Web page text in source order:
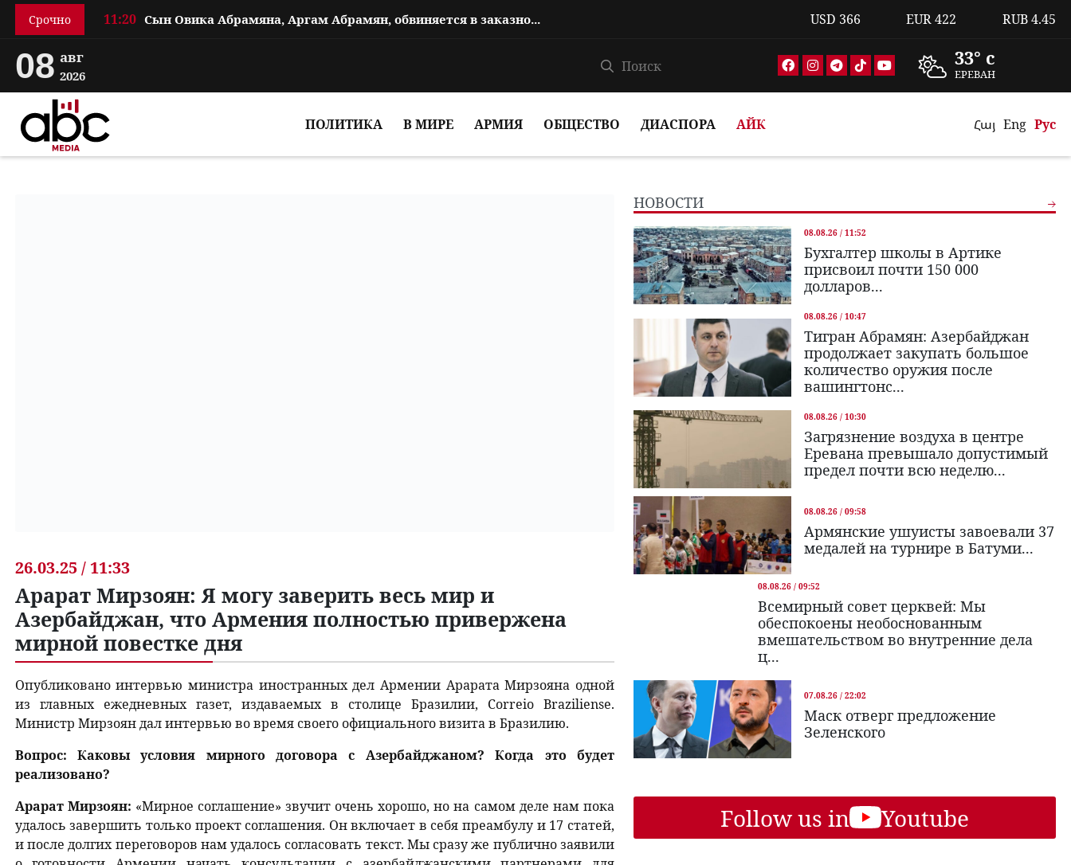
Срочно 11:20 Сын Овика Абрамяна, Аргам Абрамян, обвиняется в заказном убийстве USD 366 EUR422 RUB4.45
08 авг
2026
33° c
ЕРЕВАН
ПОЛИТИКА В МИРЕ АРМИЯ ОБЩЕСТВО ДИАСПОРА АЙК Հայ Eng Рус
26.03.25 / 11:33
Арарат Мирзоян: Я могу заверить весь мир и
Азербайджан, что Армения полностью привержена
мирной повестке дня
Опубликовано интервью министра иностранных дел Армении Арарата Мирзояна одной
из главных ежедневных газет, издаваемых в столице Бразилии, Correio Braziliense.
Министр Мирзоян дал интервью во время своего официального визита в Бразилию.
Вопрос: Каковы условия мирного договора с Азербайджаном? Когда это будет
реализовано?
Арарат Мирзоян: «Мирное соглашение» звучит очень хорошо, но на самом деле нам пока
удалось завершить только проект соглашения. Он включает в себя преамбулу и 17 статей,
и после долгих переговоров нам удалось согласовать текст. Мы сразу же публично заявили
НОВОСТИ
08.08.26 / 11:52
Бухгалтер школы в Артике
присвоил почти 150 000
долларов...
08.08.26 / 10:47
Тигран Абрамян: Азербайджан
продолжает закупать большое
количество оружия после
вашингтонс...
08.08.26 / 10:30
Загрязнение воздуха в центре
Еревана превышало допустимый
предел почти всю неделю...
08.08.26 / 09:58
Армянские ушуисты завоевали 37
медалей на турнире в Батуми...
08.08.26 / 09:52
Всемирный совет церквей: Мы
обеспокоены необоснованным
вмешательством во внутренние дела
ц...
07.08.26 / 22:02
Маск отверг предложение
Зеленского
Follow us in Youtube